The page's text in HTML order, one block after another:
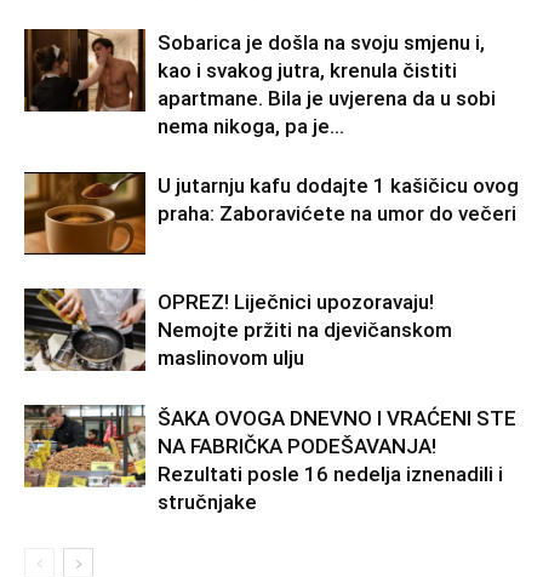
Sobarica je došla na svoju smjenu i,
kao i svakog jutra, krenula čistiti
apartmane. Bila je uvjerena da u sobi
nema nikoga, pa je...
U jutarnju kafu dodajte 1 kašičicu ovog
praha: Zaboravićete na umor do večeri
OPREZ! Liječnici upozoravaju!
Nemojte pržiti na djevičanskom
maslinovom ulju
ŠAKA OVOGA DNEVNO I VRAĆENI STE
NA FABRIČKA PODEŠAVANJA!
Rezultati posle 16 nedelja iznenadili i
stručnjake